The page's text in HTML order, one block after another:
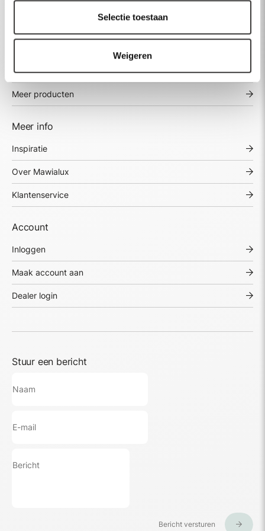
Selectie toestaan
Weigeren
Wastafels
Meer producten
Meer info
Inspiratie
Over Mawialux
Klantenservice
Account
Inloggen
Maak account aan
Dealer login
Stuur een bericht
Bericht versturen